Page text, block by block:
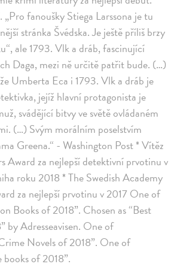
fanoušky Stiega Larssona je tu
stránka Švédska. Je ještě příliš brzy
ale 1793. Vlk a dráb, fascinující
Daga, mezi ně určitě patřit bude. (…)
Umberta Eca i 1793. Vlk a dráb je
jejíž hlavní protagonista je
svádějící bitvy ve světě ovládaném
(…) Svým morálním poselstvím
Greena.“ - Washington Post * Vítěz
Award za nejlepší detektivní prvotinu v
roku 2018 * The Swedish Academy
za nejlepší prvotinu v 2017 One of
Books of 2018”. Chosen as “Best
by Adresseavisen. One of
Novels of 2018”. One of
books of 2018”.